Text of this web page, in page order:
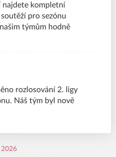
najdete kompletní
pro sezónu
týmům hodně
rozlosování 2. ligy
Náš tým byl nově
2026